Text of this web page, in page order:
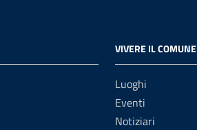
VIVERE IL COMUNE
Luoghi
Eventi
Notiziari